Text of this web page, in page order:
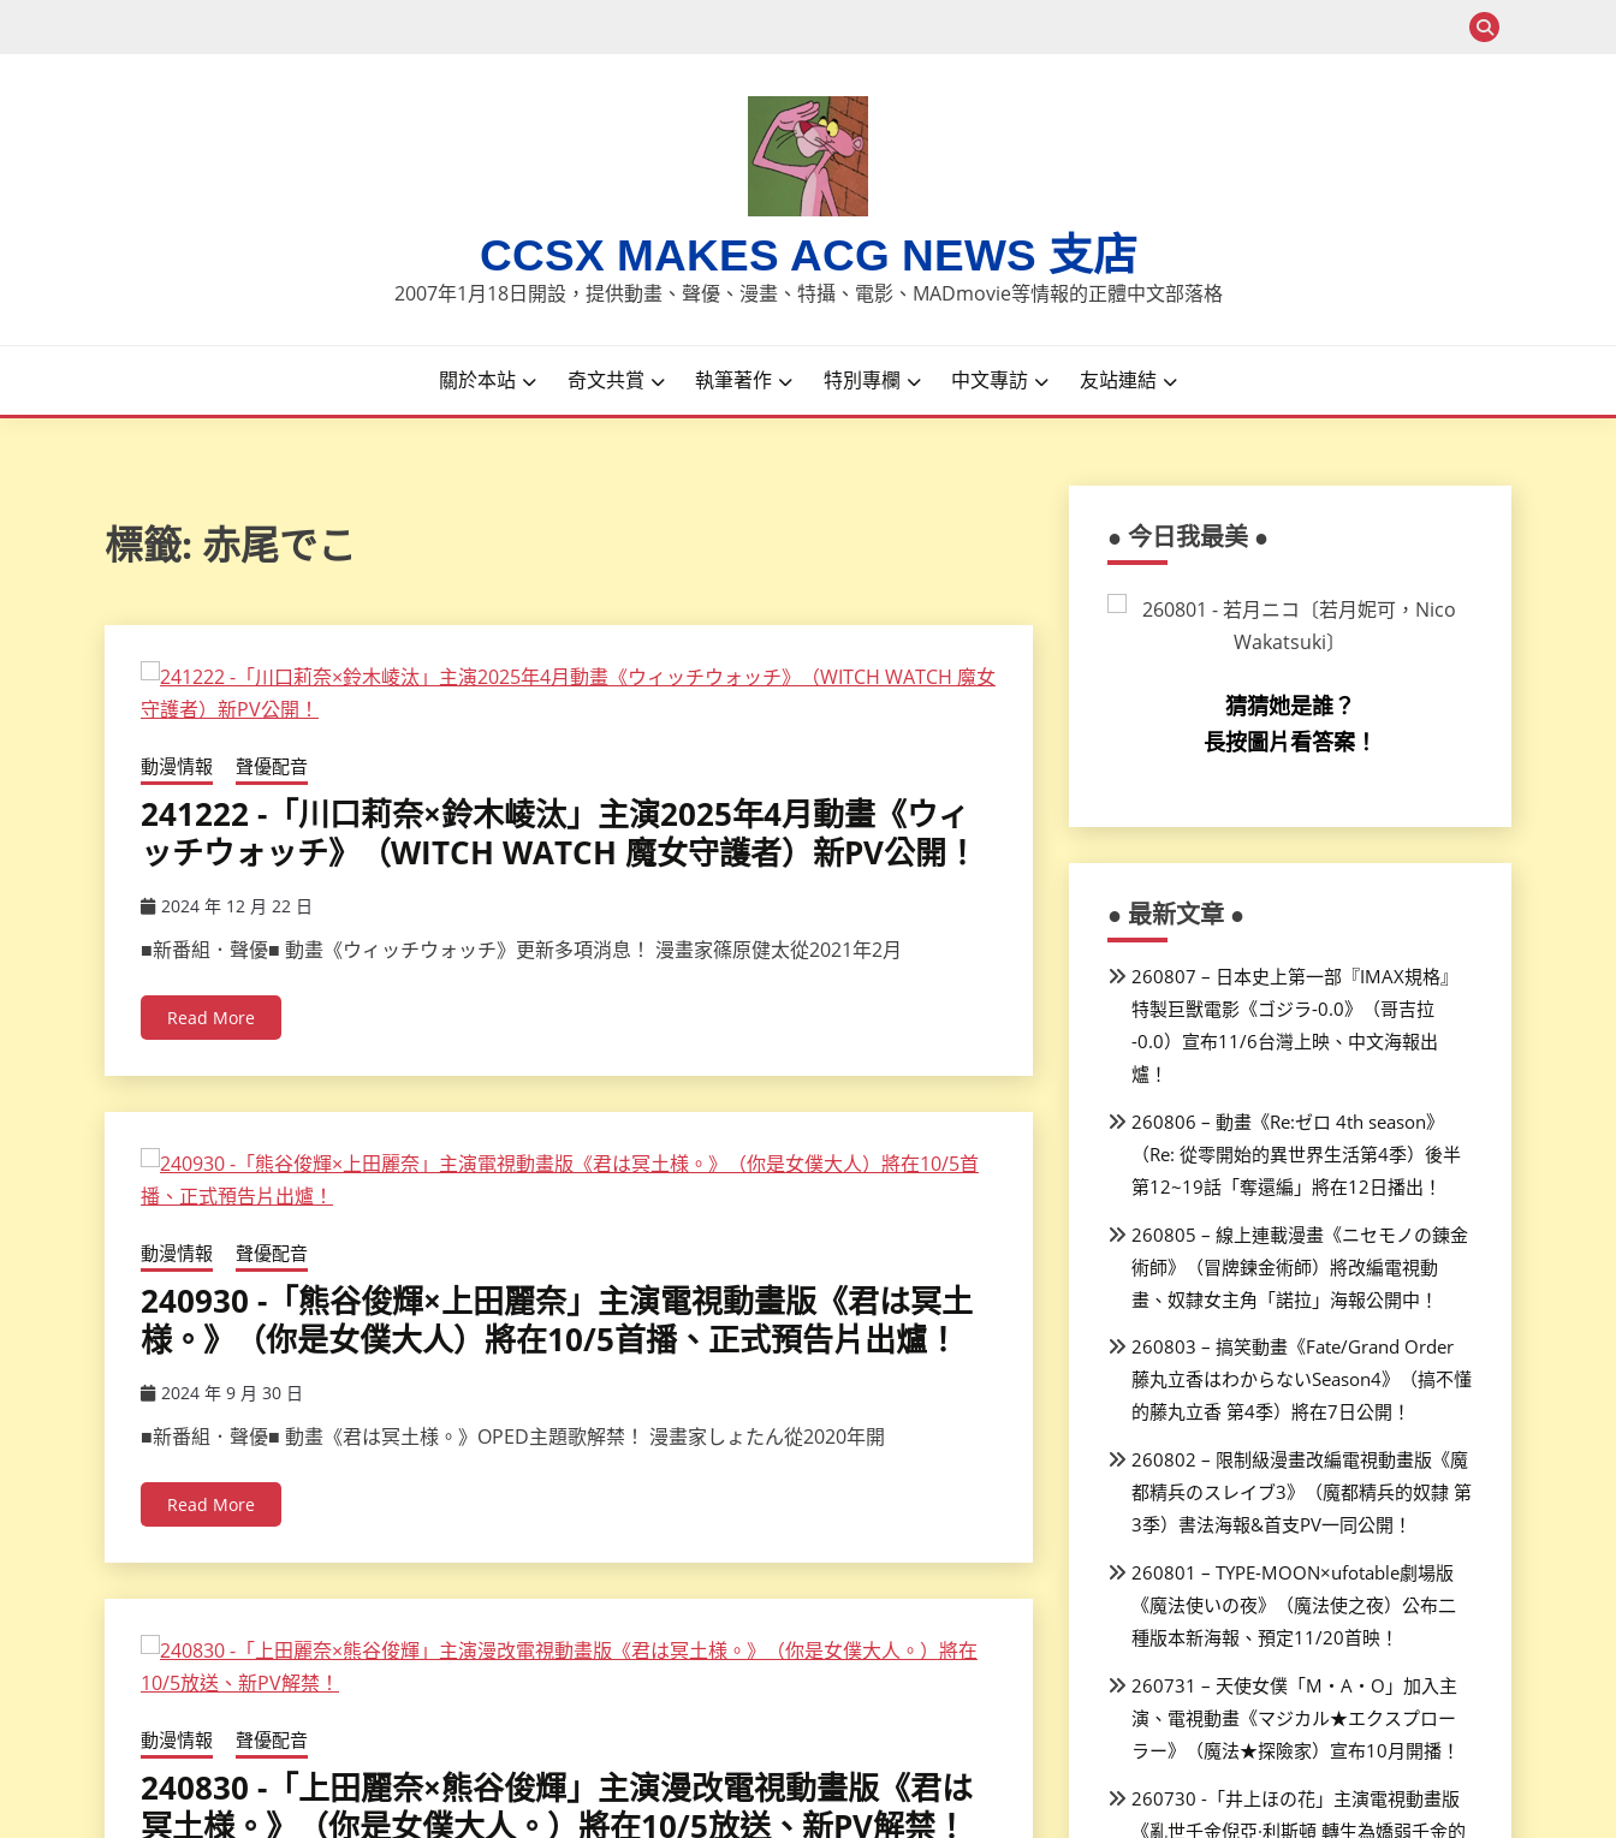
CCSX MAKES ACG NEWS 支店
2007年1月18日開設，提供動畫、聲優、漫畫、特攝、電影、MADmovie等情報的正體中文部落格
關於本站 奇文共賞 執筆著作 特別專欄 中文專訪 友站連結
標籤: 赤尾でこ
動漫情報 聲優配音
241222 -「川口莉奈×鈴木崚汰」主演2025年4月動畫《ウィ
ッチウォッチ》（WITCH WATCH 魔女守護者）新PV公開！
2024 年 12 月 22 日
■新番組．聲優■ 動畫《ウィッチウォッチ》更新多項消息！ 漫畫家篠原健太從2021年2月
Read More
動漫情報 聲優配音
240930 -「熊谷俊輝×上田麗奈」主演電視動畫版《君は冥土
様。》（你是女僕大人）將在10/5首播、正式預告片出爐！
2024 年 9 月 30 日
■新番組．聲優■ 動畫《君は冥土様。》OPED主題歌解禁！ 漫畫家しょたん從2020年開
Read More
動漫情報 聲優配音
240830 -「上田麗奈×熊谷俊輝」主演漫改電視動畫版《君は
冥土様。》（你是女僕大人。）將在10/5放送、新PV解禁！
● 今日我最美 ●
猜猜她是誰？
長按圖片看答案！
● 最新文章 ●
260807 – 日本史上第一部『IMAX規格』
特製巨獸電影《ゴジラ-0.0》（哥吉拉
-0.0）宣布11/6台灣上映、中文海報出
爐！
260806 – 動畫《Re:ゼロ 4th season》
（Re: 從零開始的異世界生活第4季）後半
第12~19話「奪還編」將在12日播出！
260805 – 線上連載漫畫《ニセモノの錬金
術師》（冒牌鍊金術師）將改編電視動
畫、奴隸女主角「諾拉」海報公開中！
260803 – 搞笑動畫《Fate/Grand Order
藤丸立香はわからないSeason4》（搞不懂
的藤丸立香 第4季）將在7日公開！
260802 – 限制級漫畫改編電視動畫版《魔
都精兵のスレイブ3》（魔都精兵的奴隸 第
3季）書法海報&首支PV一同公開！
260801 – TYPE-MOON×ufotable劇場版
《魔法使いの夜》（魔法使之夜）公布二
種版本新海報、預定11/20首映！
260731 – 天使女僕「M・A・O」加入主
演、電視動畫《マジカル★エクスプロー
ラー》（魔法★探險家）宣布10月開播！
260730 -「井上ほの花」主演電視動畫版
《亂世千金倪亞·利斯頓 轉生為嬌弱千金的